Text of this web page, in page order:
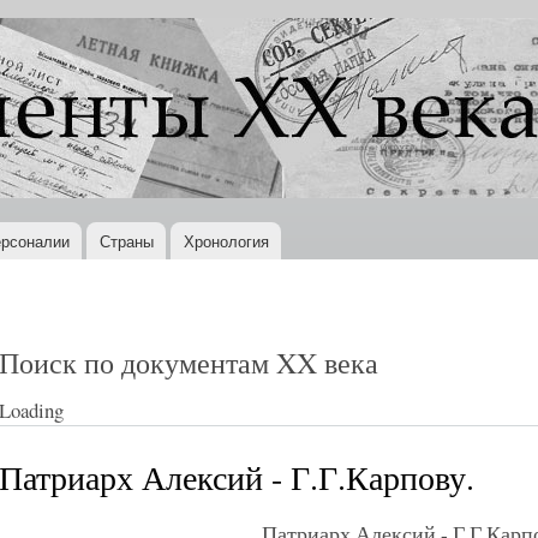
Перейти к
основному
содержанию
Страны Хронология
Поиск по документам XX века
Loading
Патриарх Алексий - Г.Г.Карпову.